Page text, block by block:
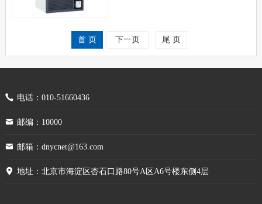
首 页 下一页 尾 页
电话：010-51660436
邮编：10000
邮箱：dnycnet@163.com
地址：北京市海淀区杏石口路80号A区A6号楼东侧4层